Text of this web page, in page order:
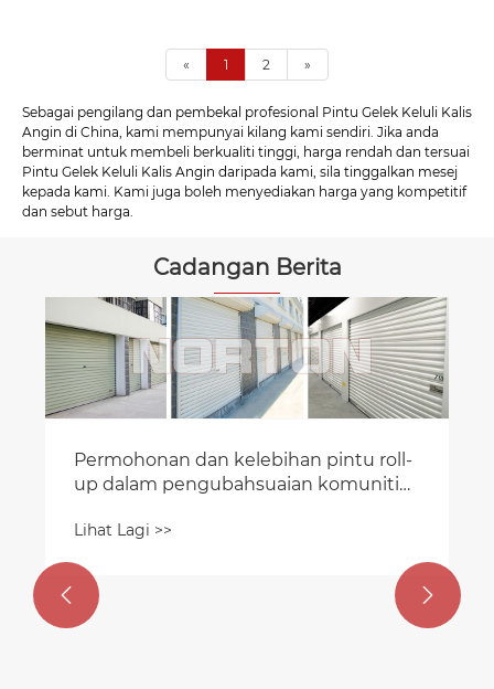
« 1 2 »
Sebagai pengilang dan pembekal profesional Pintu Gelek Keluli Kalis
Angin di China, kami mempunyai kilang kami sendiri. Jika anda
berminat untuk membeli berkualiti tinggi, harga rendah dan tersuai
Pintu Gelek Keluli Kalis Angin daripada kami, sila tinggalkan mesej
kepada kami. Kami juga boleh menyediakan harga yang kompetitif
dan sebut harga.
Cadangan Berita
Permohonan dan kelebihan pintu roll-
up dalam pengubahsuaian komuniti
Lihat Lagi >>
 